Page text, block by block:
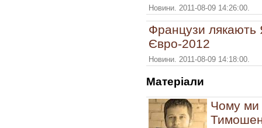
Новини. 2011-08-09 14:26:00.
Французи лякають
Євро-2012
Новини. 2011-08-09 14:18:00.
Матерiали
Чому ми